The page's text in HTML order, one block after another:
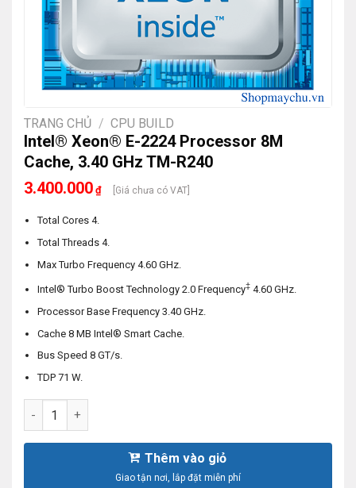
TRANG CHỦ / CPU BUILD
Intel® Xeon® E-2224 Processor 8M
Cache, 3.40 GHz TM-R240
3.400.000 ₫ [Giá chưa có VAT]
Total Cores 4.
Total Threads 4.
Max Turbo Frequency 4.60 GHz.
Intel® Turbo Boost Technology 2.0 Frequency‡4.60 GHz.
Processor Base Frequency 3.40 GHz.
Cache 8 MB Intel® Smart Cache.
Bus Speed 8 GT/s.
TDP 71 W.
Intel® Xeon® E-2224 Processor 8M Cache, 3.40 GHz TM-
Thêm vào giỏ